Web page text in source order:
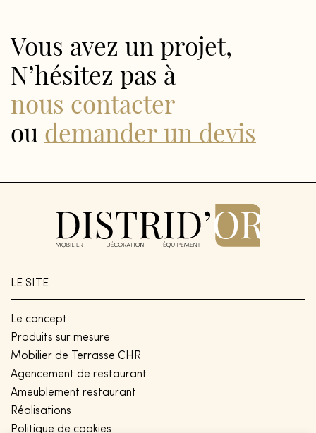
Vous avez un projet,
N’hésitez pas à
nous contacter
ou demander un devis
LE SITE
Le concept
Produits sur mesure
Mobilier de Terrasse CHR
Agencement de restaurant
Ameublement restaurant
Réalisations
Politique de cookies